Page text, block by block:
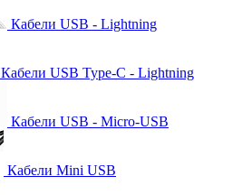
Кабели USB - Lightning
Кабели USB Type-C - Lightning
Кабели USB - Micro-USB
Кабели Mini USB